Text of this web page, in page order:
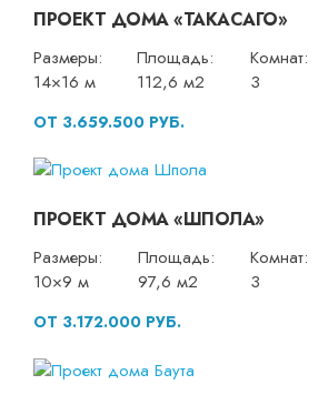
ПРОЕКТ ДОМА «ТАКАСАГО»
Размеры:
14×16 м
Площадь:
112,6 м2
Комнат:
3
ОТ 3.659.500 РУБ.
ПРОЕКТ ДОМА «ШПОЛА»
Размеры:
10×9 м
Площадь:
97,6 м2
Комнат:
3
ОТ 3.172.000 РУБ.